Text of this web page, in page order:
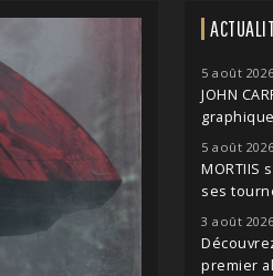
5 août 2026
JOHN
5 août 2026
MORTIIS
ses
3 août 2026
premier